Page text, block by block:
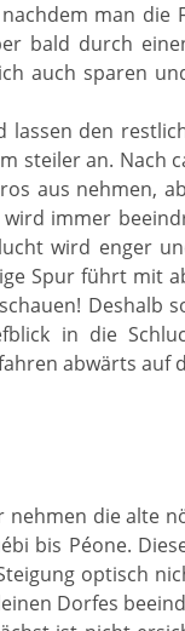
man
bald durch
auch sparen
den
steiler an.
aus
immer
wird enger
Spur führt mit
in die
abwärts
die alte
bis Péone.
optisch
Dorfes